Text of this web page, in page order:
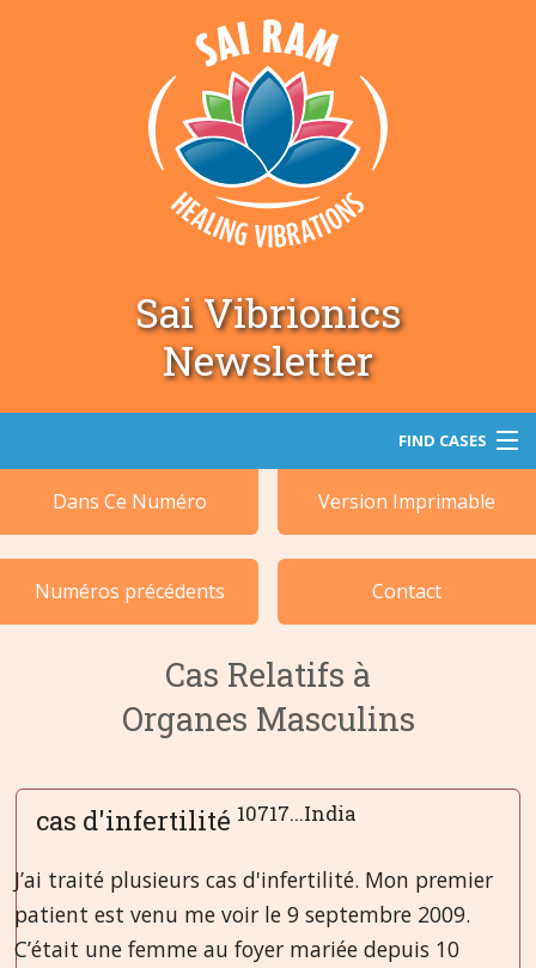
Sai Vibrionics
Newsletter
FIND CASES
Recherche
Dans Ce Numéro Version Imprimable
Numéros précédents Contact
Cas Relatifs à
Organes Masculins
cas d'infertilité 10717...India
J’ai traité plusieurs cas d'infertilité. Mon premier
patient est venu me voir le 9 septembre 2009.
C’était une femme au foyer mariée depuis 10